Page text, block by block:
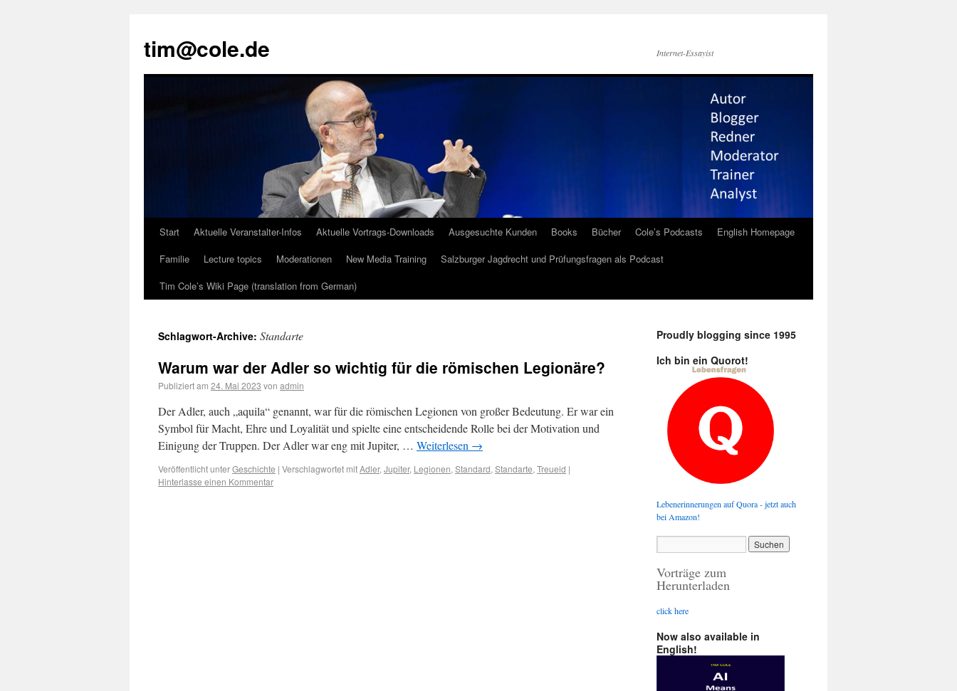
tim@cole.de Internet-Essayist
Start Aktuelle Veranstalter-Infos Aktuelle Vortrags-Downloads Ausgesuchte Kunden Books Bücher Cole’s Podcasts
English Homepage
Familie
Lecture topics Moderationen New Media Training
Salzburger Jagdrecht und Prüfungsfragen als Podcast
Tim Cole’s Wiki Page (translation from German)
Schlagwort-Archive: Standarte
Warum war der Adler so wichtig für die römischen Legionäre?
Publiziert am 24. Mai 2023 von admin
Der Adler, auch „aquila“ genannt, war für die römischen Legionen von großer Bedeutung. Er war ein
Symbol für Macht, Ehre und Loyalität und spielte eine entscheidende Rolle bei der Motivation und
Einigung der Truppen. Der Adler war eng mit Jupiter, … Weiterlesen →
Veröffentlicht unterGeschichte | Verschlagwortet mitAdler, Jupiter, Legionen, Standard, Standarte, Treueid |
Hinterlasse einen Kommentar
Proudly blogging since 1995
Ich bin ein Quorot!
Lebenerinnerungen auf Quora - jetzt auch
bei Amazon!
Vorträge zum
Herunterladen
click here
Now also available in
English!